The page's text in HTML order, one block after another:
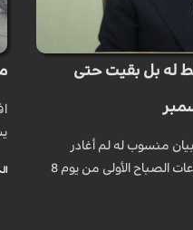
له بل بقيت حتى
منسوب له لم أغادر
دمشق بشكل مخطط له بل بقيت حتى ساعات الصباح الأولى من يوم 8